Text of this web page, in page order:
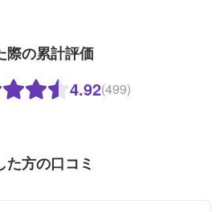
際の累計評価
4.92(499)
た方の口コミ